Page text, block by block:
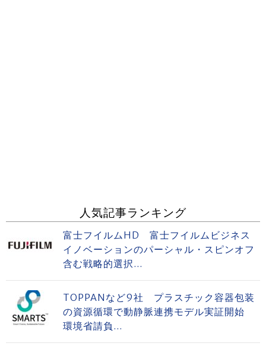
人気記事ランキング
富士フイルムHD 富士フイルムビジネス
イノベーションのパーシャル・スピンオフ
含む戦略的選択...
TOPPANなど9社 プラスチック容器包装
の資源循環で動静脈連携モデル実証開始
環境省請負...